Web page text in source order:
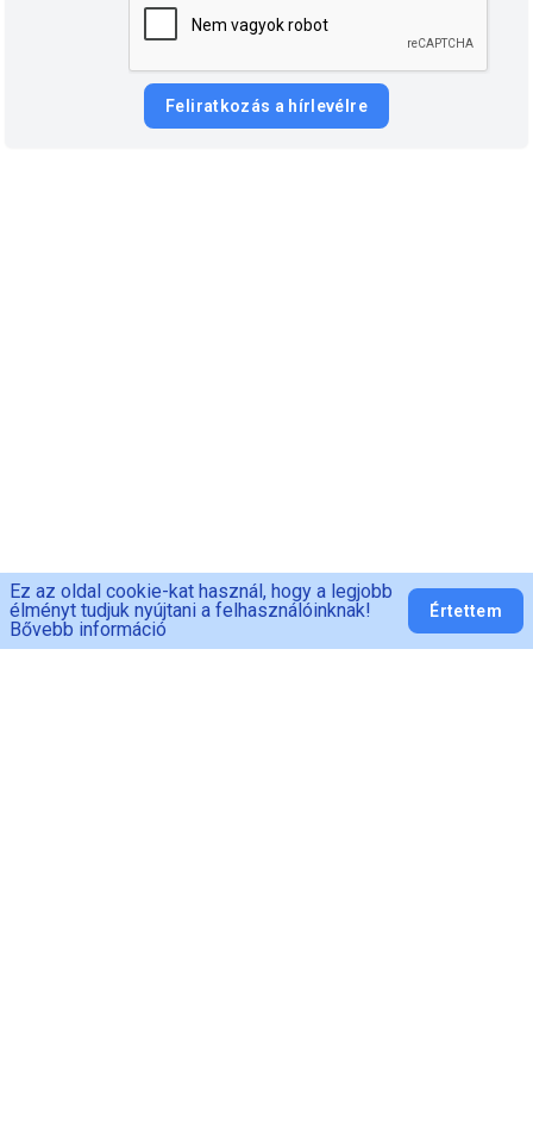
Feliratkozás a hírlevélre
Ez az oldal cookie-kat használ, hogy a legjobb
élményt tudjuk nyújtani a felhasználóinknak!
Bővebb információ
Értettem